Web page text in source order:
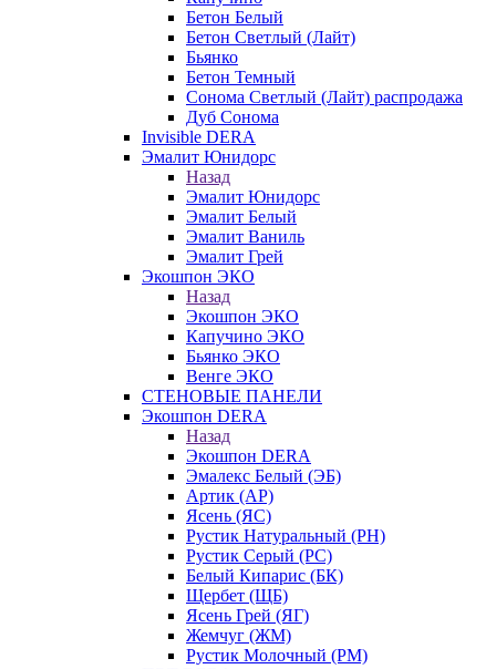
Бетон Белый
Бетон Светлый (Лайт)
Бьянко
Бетон Темный
Сонома Светлый (Лайт) распродажа
Дуб Сонома
Invisible DERA
Эмалит Юнидорс
Назад
Эмалит Юнидорс
Эмалит Белый
Эмалит Ваниль
Эмалит Грей
Экошпон ЭКО
Назад
Экошпон ЭКО
Капучино ЭКО
Бьянко ЭКО
Венге ЭКО
СТЕНОВЫЕ ПАНЕЛИ
Экошпон DERA
Назад
Экошпон DERA
Эмалекс Белый (ЭБ)
Артик (АР)
Ясень (ЯС)
Рустик Натуральный (РН)
Рустик Серый (РС)
Белый Кипарис (БК)
Щербет (ЩБ)
Ясень Грей (ЯГ)
Жемчуг (ЖМ)
Рустик Молочный (РМ)